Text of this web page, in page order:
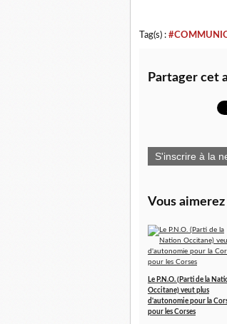
Tag(s) :
Partager cet
S'inscrire à la
Vous aimerez
Le P.N.O. (Parti de la
Occitane) veut plus
d'autonomie pour la
pour les Corses